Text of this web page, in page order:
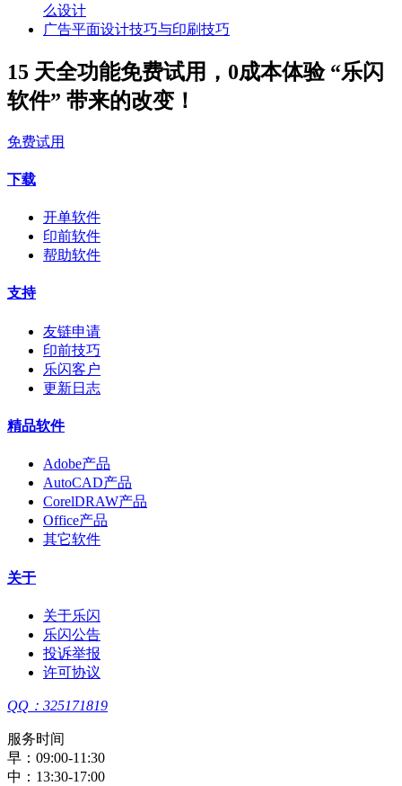
么设计
广告平面设计技巧与印刷技巧
15 天全功能免费试用，0成本体验 “乐闪
软件” 带来的改变！
免费试用
下载
开单软件
印前软件
帮助软件
支持
友链申请
印前技巧
乐闪客户
更新日志
精品软件
Adobe产品
AutoCAD产品
CorelDRAW产品
Office产品
其它软件
关于
关于乐闪
乐闪公告
投诉举报
许可协议
QQ：325171819
服务时间
早：09:00-11:30
中：13:30-17:00